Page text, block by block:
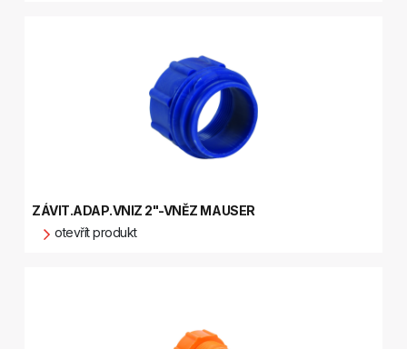
ZÁVIT.ADAP.VNIZ 2"-VNĚZ MAUSER
otevřít produkt